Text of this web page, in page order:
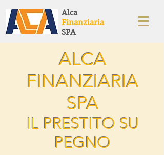
Alca
Finanziaria
SPA
ALCA
FINANZIARIA
SPA
IL PRESTITO SU
PEGNO